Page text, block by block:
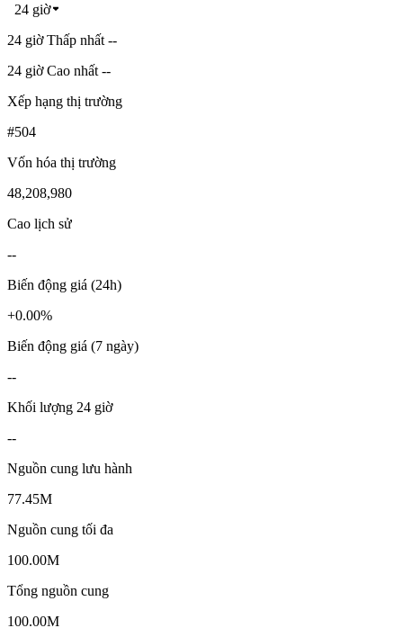
24 giờ
24 giờ Thấp nhất --
24 giờ Cao nhất --
Xếp hạng thị trường
#504
Vốn hóa thị trường
48,208,980
Cao lịch sử
--
Biến động giá (24h)
+0.00%
Biến động giá (7 ngày)
--
Khối lượng 24 giờ
--
Nguồn cung lưu hành
77.45M
Nguồn cung tối đa
100.00M
Tổng nguồn cung
100.00M